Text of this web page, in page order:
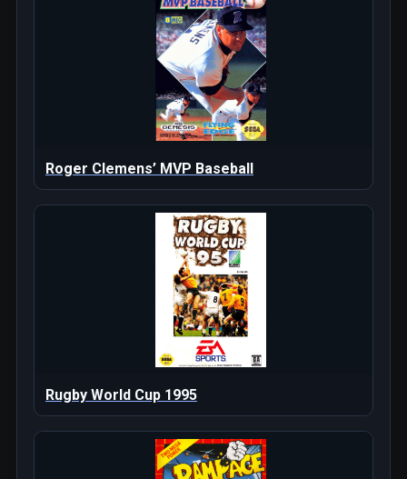
Roger Clemens’ MVP Baseball
Rugby World Cup 1995